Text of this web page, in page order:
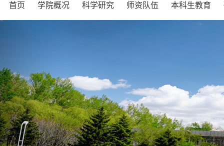
首页 学院概况 科学研究 师资队伍 本科生教育